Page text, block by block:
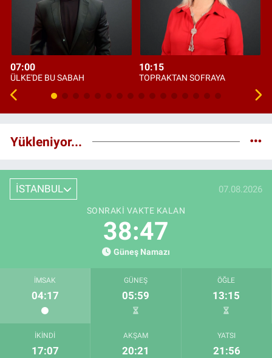
07:00
ÜLKE'DE BU SABAH
10:15
TOPRAKTAN SOFRAYA
Yükleniyor...
İSTANBUL 07.08.2026
SONRAKI VAKTE KALAN
38:46
Güneş Namazı
İMSAK
04:17
GÜNEŞ
05:59
ÖĞLE
13:15
İKINDI
17:07
AKŞAM
20:21
YATSI
21:56